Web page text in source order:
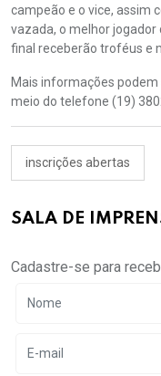
campeão e o vice, assim
vazada, o melhor
final receberão troféus e
Mais informações
meio do telefone (19)
inscrições abertas
SALA DE
Cadastre-se para